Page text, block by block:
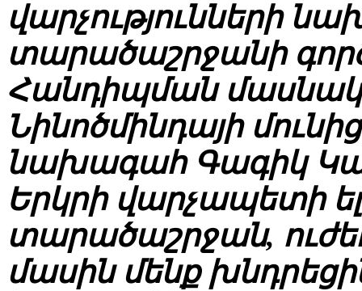
վարչությունների
տարածաշրջանի
Հանդիպման
Նինոծմինդայի
նախագահ Գագիկ
Երկրի վարչապետի
տարածաշրջան,
մասին մենք